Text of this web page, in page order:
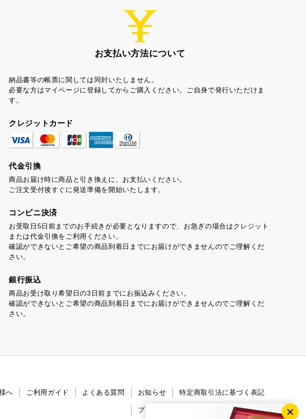
ちゃころん お茶の子
にー
お支払い方法について
納品書等の帳票に関しては同封いたしません。
必要な方はマイページに登録してからご購入ください。ご自身で発行いただけま
す。
クレジットカード
代金引換
商品お届け時に商品と引き換えに、お支払いください。
ご注文受付後すぐに発送準備を開始いたします。
コンビニ決済
お受取日5日前までのお手続きが必要となりますので、お急ぎの場合はクレジット
または代金引換をご利用ください。
確認ができないとご希望の商品到着日までにお届けができませんのでご理解くだ
さい。
銀行振込
商品お受け取り希望日の3日前までにお振込みください。
確認ができないとご希望の商品到着日までにお届けができませんのでご理解くだ
さい。
へ ご利用ガイド よくある質問 お知らせ 特定商取引法に基づく表記
プライバシーポリシー お問い合わせ